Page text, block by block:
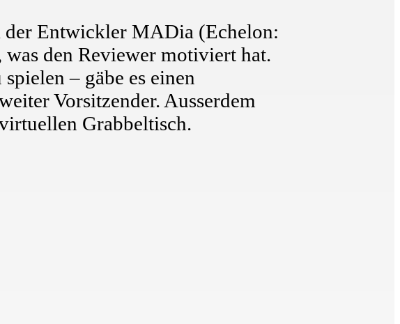
der Entwickler MADia (Echelon:
den Reviewer motiviert hat.
– gäbe es einen
Vorsitzender. Ausserdem
Grabbeltisch.